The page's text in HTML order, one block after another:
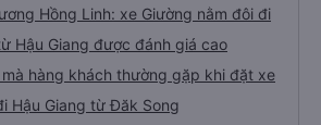
Hồng Linh: xe Giường nằm đôi đi
Hậu Giang được đánh giá cao
hàng khách thường gặp khi đặt xe
Hậu Giang từ Đăk Song